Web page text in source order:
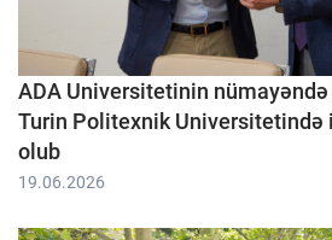
ADA Universitetinin
Turin Politexnik Universitetində
olub
19.06.2026